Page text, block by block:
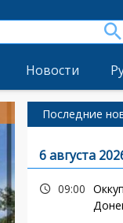
Новости
Последние
6 августа
09:00